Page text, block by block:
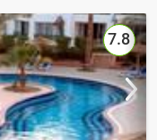
7.8